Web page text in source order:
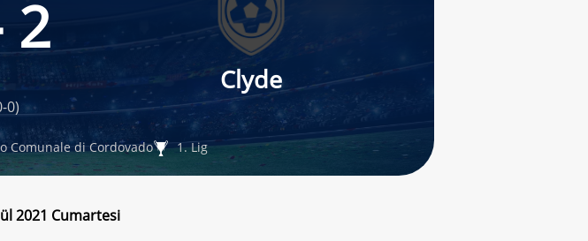
2
Clyde
0)
Comunale di Cordovado 1. Lig
2021 Cumartesi